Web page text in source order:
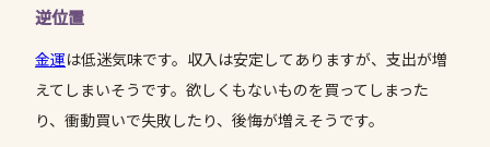
逆位置
金運は低迷気味です。収入は安定してありますが、支出が増
えてしまいそうです。欲しくもないものを買ってしまった
り、衝動買いで失敗したり、後悔が増えそうです。